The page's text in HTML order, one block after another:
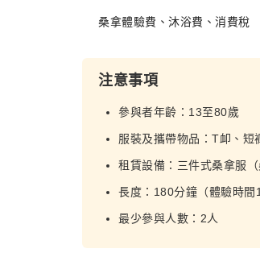
桑拿體驗費、沐浴費、消費稅
注意事項
參與者年齡：13至80歲
服裝及攜帶物品：T卹、短
租賃設備：三件式桑拿服
長度：180分鐘（體驗時間
最少參與人數：2人